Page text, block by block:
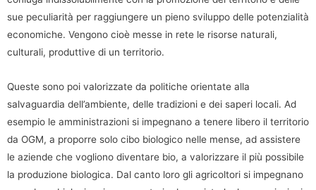
sue peculiarità per raggiungere un pieno sviluppo delle potenzialità
economiche. Vengono cioè messe in rete le risorse naturali,
culturali, produttive di un territorio.
Queste sono poi valorizzate da politiche orientate alla
salvaguardia dell’ambiente, delle tradizioni e dei saperi locali. Ad
esempio le amministrazioni si impegnano a tenere libero il territorio
da OGM, a proporre solo cibo biologico nelle mense, ad assistere
le aziende che vogliono diventare bio, a valorizzare il più possibile
la produzione biologica. Dal canto loro gli agricoltori si impegnano